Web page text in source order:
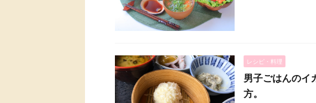
レシピ・料理
男子ごはんのイ
方。